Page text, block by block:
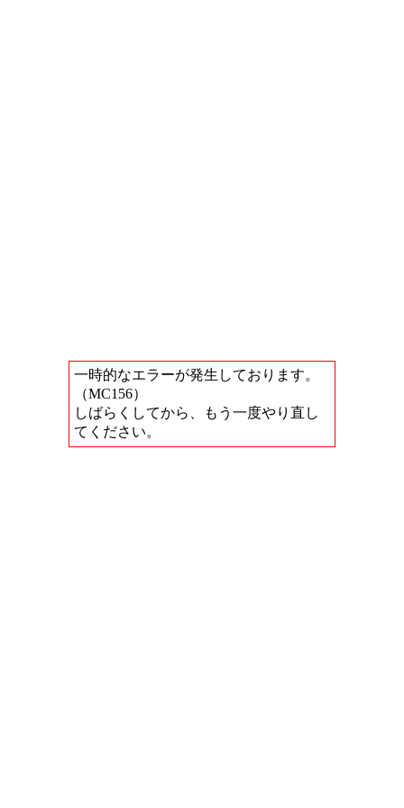
一時的なエラーが発生しております。
（MC156）
しばらくしてから、もう一度やり直し
てください。